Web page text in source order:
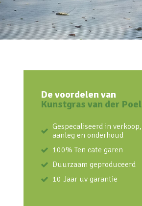
De voordelen van
Kunstgras van der Poel
Gespecaliseerd in verkoop,
aanleg en onderhoud
100% Ten cate garen
Duurzaam geproduceerd
10 Jaar uv garantie